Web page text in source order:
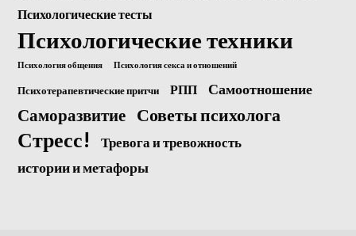
Психологические тесты
Психологические техники
Психология общения Психология секса и отношений
Психотерапевтические притчи РПП Самоотношение
Саморазвитие Советы психолога
Стресс! Тревога и тревожность
истории и метафоры